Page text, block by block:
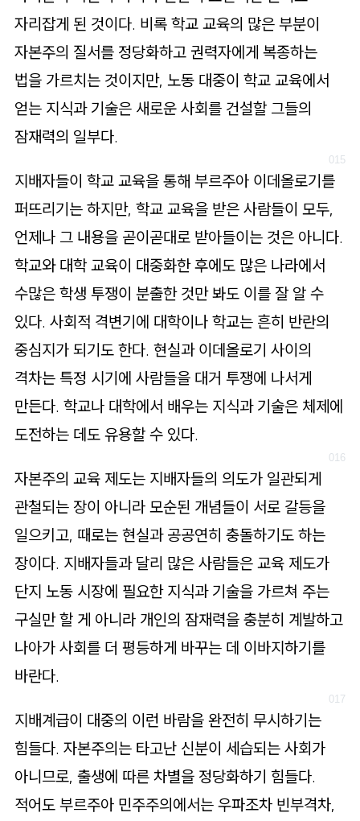
자리잡게 된 것이다. 비록 학교 교육의 많은 부분이
자본주의 질서를 정당화하고 권력자에게 복종하는
법을 가르치는 것이지만, 노동 대중이 학교 교육에서
얻는 지식과 기술은 새로운 사회를 건설할 그들의
잠재력의 일부다.
지배자들이 학교 교육을 통해 부르주아 이데올로기를
퍼뜨리기는 하지만, 학교 교육을 받은 사람들이 모두,
언제나 그 내용을 곧이곧대로 받아들이는 것은 아니다.
학교와 대학 교육이 대중화한 후에도 많은 나라에서
수많은 학생 투쟁이 분출한 것만 봐도 이를 잘 알 수
있다. 사회적 격변기에 대학이나 학교는 흔히 반란의
중심지가 되기도 한다. 현실과 이데올로기 사이의
격차는 특정 시기에 사람들을 대거 투쟁에 나서게
만든다. 학교나 대학에서 배우는 지식과 기술은 체제에
도전하는 데도 유용할 수 있다.
자본주의 교육 제도는 지배자들의 의도가 일관되게
관철되는 장이 아니라 모순된 개념들이 서로 갈등을
일으키고, 때로는 현실과 공공연히 충돌하기도 하는
장이다. 지배자들과 달리 많은 사람들은 교육 제도가
단지 노동 시장에 필요한 지식과 기술을 가르쳐 주는
구실만 할 게 아니라 개인의 잠재력을 충분히 계발하고
나아가 사회를 더 평등하게 바꾸는 데 이바지하기를
바란다.
지배계급이 대중의 이런 바람을 완전히 무시하기는
힘들다. 자본주의는 타고난 신분이 세습되는 사회가
아니므로, 출생에 따른 차별을 정당화하기 힘들다.
적어도 부르주아 민주주의에서는 우파조차 빈부격차,